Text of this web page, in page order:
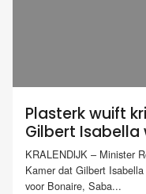
Plasterk wuift
Gilbert Isabella
KRALENDIJK – Minister
Kamer dat Gilbert
voor Bonaire, Saba...